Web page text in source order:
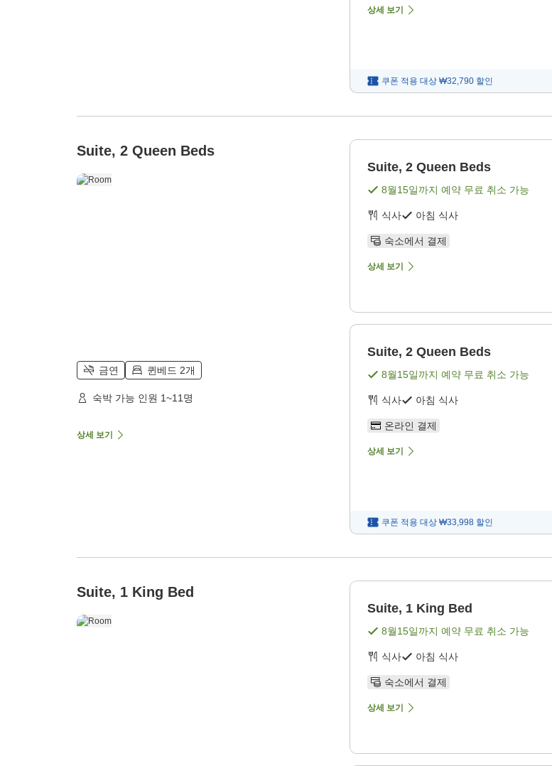
상세 보기
쿠폰 적용 대상 ₩32,790 할인
Suite, 2 Queen Beds
금연 퀸베드 2개
숙박 가능 인원 1~11명
상세 보기
Suite, 2 Queen Beds
8월15일까지 예약 무료 취소 가능
식사 아침 식사
숙소에서 결제
상세 보기
Suite, 2 Queen Beds
8월15일까지 예약 무료 취소 가능
식사 아침 식사
온라인 결제
상세 보기
쿠폰 적용 대상 ₩33,998 할인
Suite, 1 King Bed
Suite, 1 King Bed
8월15일까지 예약 무료 취소 가능
식사 아침 식사
숙소에서 결제
상세 보기